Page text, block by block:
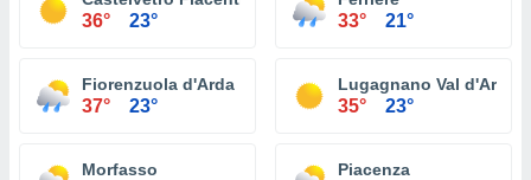
36° 23° 33° 21°
Fiorenzuola d'Arda
37° 23°
Lugagnano Val d'Arda
35° 23°
Morfasso Piacenza